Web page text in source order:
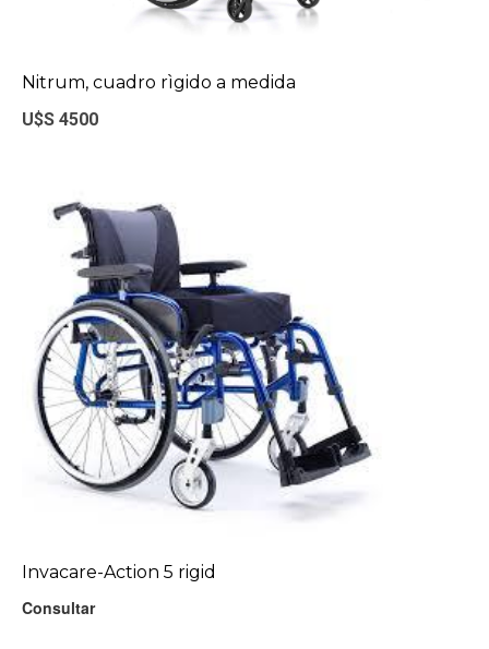
Nitrum, cuadro rìgido a medida
U$S 4500
Invacare-Action 5 rigid
Consultar